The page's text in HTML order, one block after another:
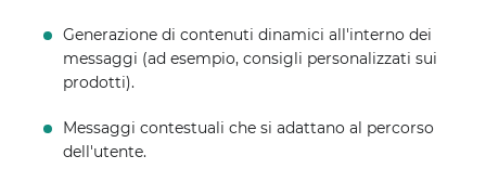
Generazione di contenuti dinamici all'interno dei
messaggi (ad esempio, consigli personalizzati sui
prodotti).
Messaggi contestuali che si adattano al percorso
dell'utente.